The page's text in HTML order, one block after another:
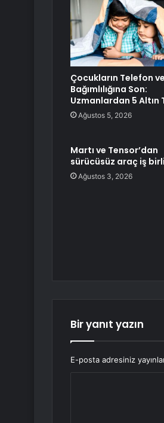
Çocukların Telefon
Bağımlılığına Son:
Uzmanlardan 5 Altın
Ağustos 5, 2026
Martı ve Tensor’dan
sürücüsüz araç iş
Ağustos 3, 2026
Bir yanıt yazın
E-posta adresiniz